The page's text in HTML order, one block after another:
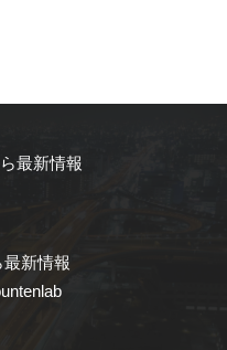
最新情報
最新情報